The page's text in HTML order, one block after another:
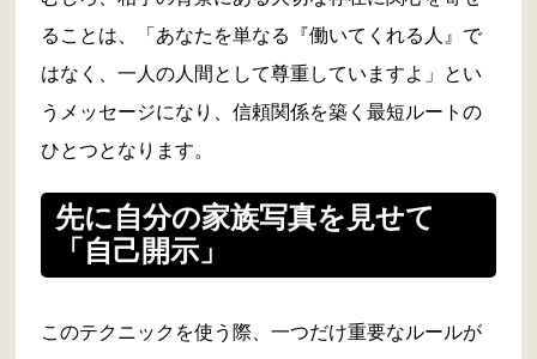
ることは、「あなたを単なる『働いてくれる人』で
はなく、一人の人間として尊重していますよ」とい
うメッセージになり、信頼関係を築く最短ルートの
ひとつとなります。
先に自分の家族写真を見せて
「自己開示」
このテクニックを使う際、一つだけ重要なルールが